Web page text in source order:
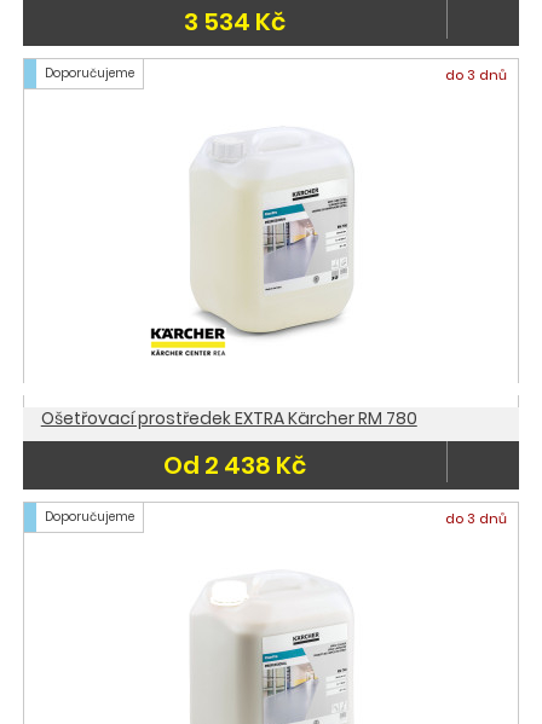
3 534 Kč
Doporučujeme do 3 dnů
Ošetřovací prostředek EXTRA Kärcher RM 780
Od 2 438 Kč
Doporučujeme do 3 dnů